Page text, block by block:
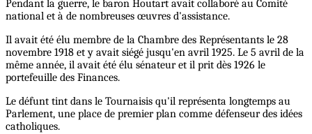
Pendant la guerre, le baron Houtart avait collaboré au Comité
national et à de nombreuses œuvres d'assistance.
Il avait été élu membre de la Chambre des Représentants le 28
novembre 1918 et y avait siégé jusqu'en avril 1925. Le 5 avril de la
même année, il avait été élu sénateur et il prit dès 1926 le
portefeuille des Finances.
Le défunt tint dans le Tournaisis qu'il représenta longtemps au
Parlement, une place de premier plan comme défenseur des idées
catholiques.